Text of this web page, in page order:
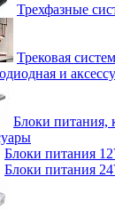
Трехфазные
Трековая
и
Блоки питания,
Блоки питания
Блоки питания